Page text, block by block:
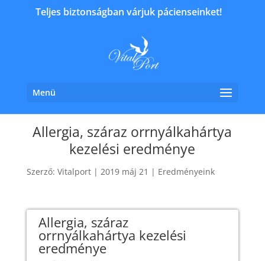
Teljes biztonságban várjuk pácienseinket!
Menü
Allergia, száraz orrnyálkahártya
kezelési eredménye
Szerző: Vitalport| 2019 máj 21 | Eredményeink
Allergia, száraz
orrnyálkahártya kezelési
eredménye